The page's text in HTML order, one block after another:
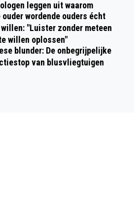
leggen uit waarom
ouder wordende ouders écht
"Luister zonder meteen
willen oplossen"
blunder: De onbegrijpelijke
van blusvliegtuigen